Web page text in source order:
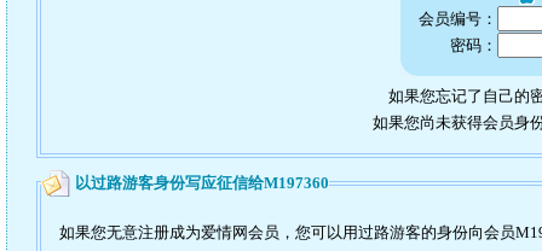
会员编号：
密码：
如果您忘记了自己的
如果您尚未获得会员身
以过路游客身份写应征信给M197360
如果您无意注册成为爱情网会员，您可以用过路游客的身份向会员